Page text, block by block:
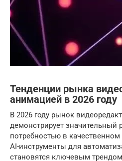
Тенденции рынка
анимацией в 2026 году
В 2026 году рынок
демонстрирует
потребностью в
AI-инструменты для
становятся ключевым